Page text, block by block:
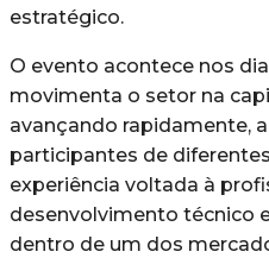
estratégico.
O evento acontece nos
movimenta o setor na
avançando rapidamente,
participantes de
experiência voltada à
desenvolvimento técnico
dentro de um dos